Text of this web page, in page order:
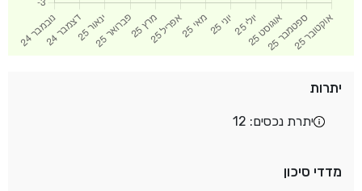
יתרות
יתרת נכסים: 12
מדדי סיכון